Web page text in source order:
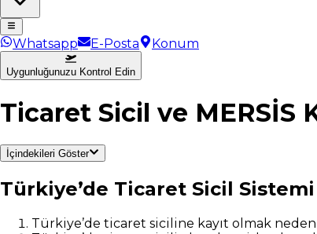
Whatsapp E-Posta Konum
Uygunluğunuzu Kontrol Edin
Ticaret Sicil ve MERSİS
İçindekileri Göster
Türkiye’de Ticaret Sicil Sistemi
Türkiye’de ticaret siciline kayıt olmak